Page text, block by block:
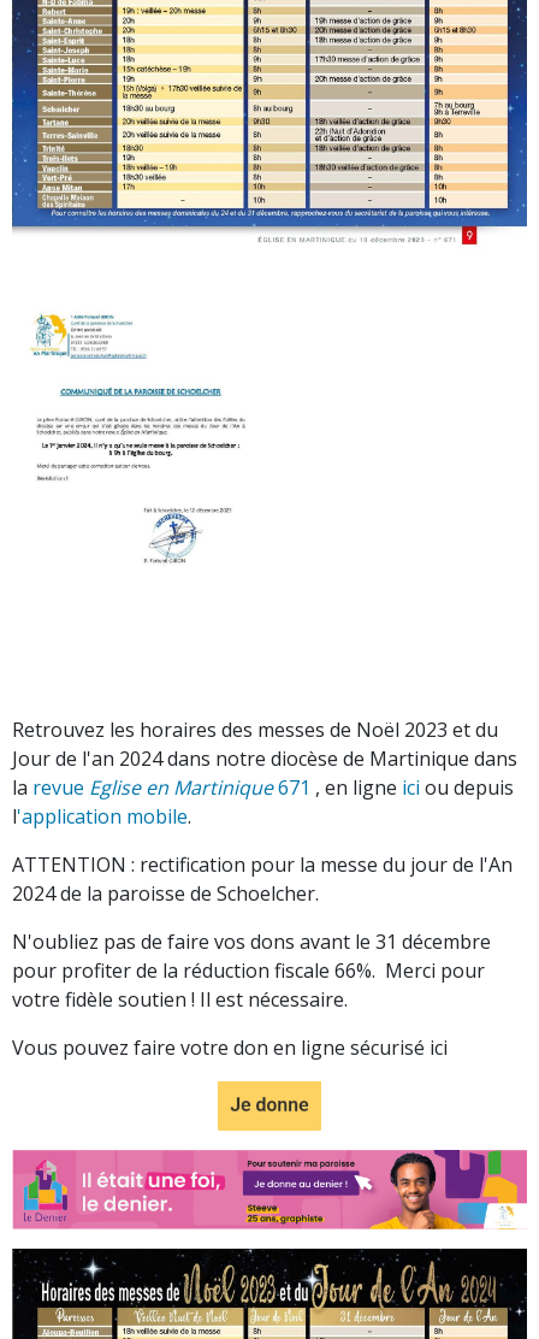
Retrouvez les horaires des messes de Noël 2023 et du
Jour de l'an 2024 dans notre diocèse de Martinique dans
la revue Eglise en Martinique671 , en ligne ici ou depuis
l'application mobile.
ATTENTION : rectification pour la messe du jour de l'An
2024 de la paroisse de Schoelcher.
N'oubliez pas de faire vos dons avant le 31 décembre
pour profiter de la réduction fiscale 66%. Merci pour
votre fidèle soutien ! Il est nécessaire.
Vous pouvez faire votre don en ligne sécurisé ici